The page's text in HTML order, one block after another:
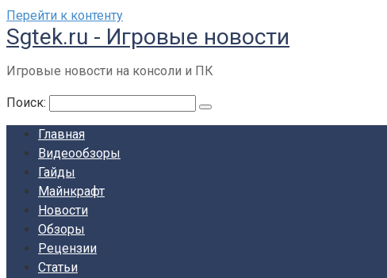
Перейти к контенту
Sgtek.ru - Игровые новости
Игровые новости на консоли и ПК
Поиск:
Главная
Видеообзоры
Гайды
Майнкрафт
Новости
Обзоры
Рецензии
Статьи